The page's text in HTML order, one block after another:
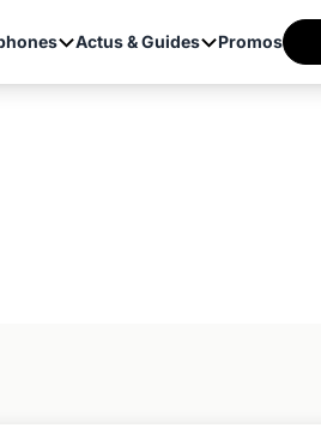
Actus & Guides Promos